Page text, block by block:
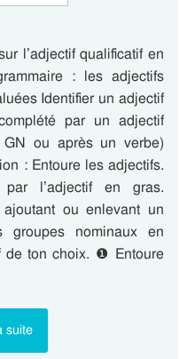
l’adjectif qualificatif en
: les adjectifs
Identifier un adjectif
par un adjectif
ou après un verbe)
: Entoure les adjectifs.
l’adjectif en gras.
ou enlevant un
groupes nominaux en
de ton choix. ❶ Entoure
suite